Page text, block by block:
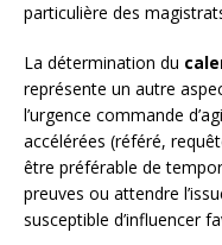
particulière des
La détermination du
représente un autre
l’urgence commande
accélérées (référé,
être préférable de
preuves ou attendre
susceptible d’influencer